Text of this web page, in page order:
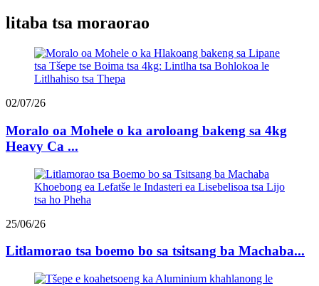
litaba tsa moraorao
02/07/26
Moralo oa Mohele o ka aroloang bakeng sa 4kg
Heavy Ca ...
25/06/26
Litlamorao tsa boemo bo sa tsitsang ba Machaba...